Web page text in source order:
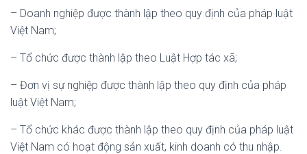
– Doanh nghiệp được thành lập theo quy định của pháp luật
Việt Nam;
– Tổ chức được thành lập theo Luật Hợp tác xã;
– Đơn vị sự nghiệp được thành lập theo quy định của pháp
luật Việt Nam;
– Tổ chức khác được thành lập theo quy định của pháp luật
Việt Nam có hoạt động sản xuất, kinh doanh có thu nhập.